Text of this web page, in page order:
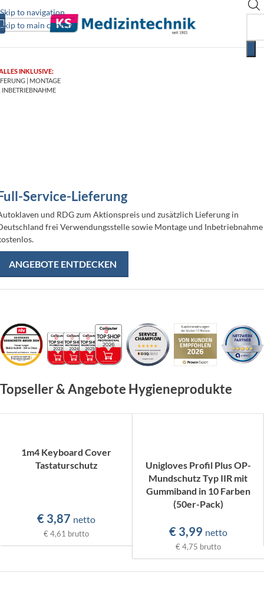
Skip to navigation
Skip to main content
INKLUSIVE:
| MONTAGE
INBETRIEBNAHME
Service-Lieferung
und RDG zum Aktionspreis und zusätzlich Lieferung in
frei Verwendungsstelle sowie Montage und Inbetriebnahme
ANGEBOTE ENTDECKEN
Topseller & Angebote Hygieneprodukte
1m4 Keyboard Cover
Tastaturschutz
€ 3,87 netto
€ 4,61 brutto
Unigloves Profil Plus OP-
Mundschutz Typ IIR mit
Gummiband in 10 Farben
(50er-Pack)
€3,99 netto
€ 4,75 brutto